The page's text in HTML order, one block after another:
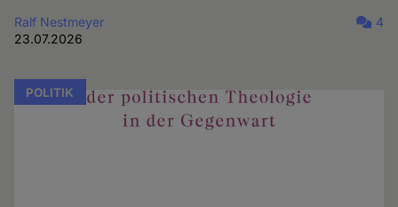
Ralf Nestmeyer
23.07.2026
4
POLITIK